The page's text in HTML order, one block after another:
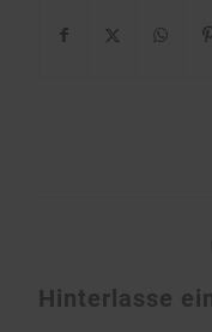
Hinterlasse